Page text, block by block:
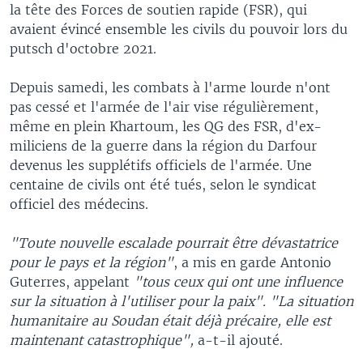
la tête des Forces de soutien rapide (FSR), qui
avaient évincé ensemble les civils du pouvoir lors du
putsch d'octobre 2021.
Depuis samedi, les combats à l'arme lourde n'ont
pas cessé et l'armée de l'air vise régulièrement,
même en plein Khartoum, les QG des FSR, d'ex-
miliciens de la guerre dans la région du Darfour
devenus les supplétifs officiels de l'armée. Une
centaine de civils ont été tués, selon le syndicat
officiel des médecins.
"Toute nouvelle escalade pourrait être dévastatrice
pour le pays et la région", a mis en garde Antonio
Guterres, appelant "tous ceux qui ont une influence
sur la situation à l'utiliser pour la paix". "La situation
humanitaire au Soudan était déjà précaire, elle est
maintenant catastrophique", a-t-il ajouté.